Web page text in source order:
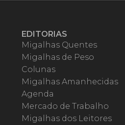
EDITORIAS
Migalhas Quentes
Migalhas de Peso
Colunas
Migalhas Amanhecidas
Agenda
Mercado de Trabalho
Migalhas dos Leitores